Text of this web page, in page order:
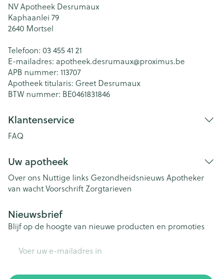
NV Apotheek Desrumaux
Kaphaanlei 79
2640 Mortsel
Telefoon: 03 455 41 21
E-mailadres: apotheek.desrumaux@proximus.be
APB nummer: 113707
Apotheek titularis: Greet Desrumaux
BTW nummer: BE0461831846
Klantenservice
FAQ
Uw apotheek
Over ons Nuttige links Gezondheidsnieuws Apotheker
van wachtVoorschriftZorgtarieven
Nieuwsbrief
Blijf op de hoogte van nieuwe producten en promoties